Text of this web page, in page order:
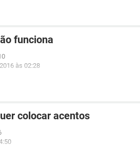
funciona
às 02:28
colocar acentos